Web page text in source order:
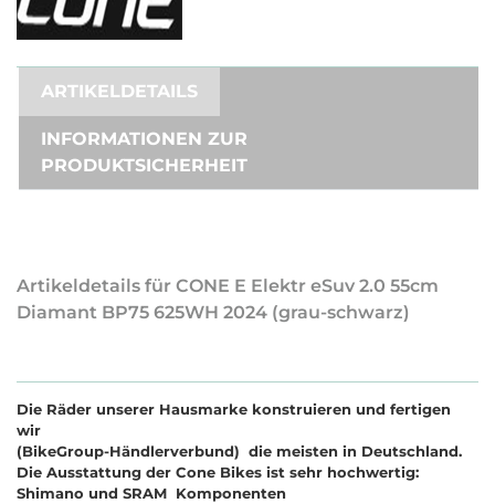
ARTIKELDETAILS
INFORMATIONEN ZUR
PRODUKTSICHERHEIT
Artikeldetails für CONE E Elektr eSuv 2.0 55cm
Diamant BP75 625WH 2024 (grau-schwarz)
Die Räder unserer Hausmarke konstruieren und fertigen
wir
(BikeGroup-Händlerverbund) die meisten in Deutschland.
Die Ausstattung der Cone Bikes ist sehr hochwertig:
Shimano und SRAM Komponenten